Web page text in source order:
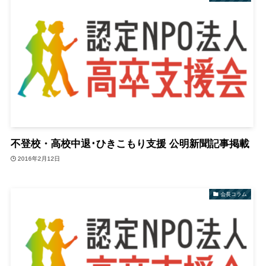
不登校・高校中退･ひきこもり支援 公明新聞記事掲載
2016年2月12日
会長コラム